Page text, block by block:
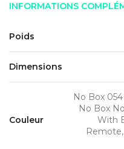
INFORMATIONS
Poids
Dimensions
Couleur
No Box
No Box
With